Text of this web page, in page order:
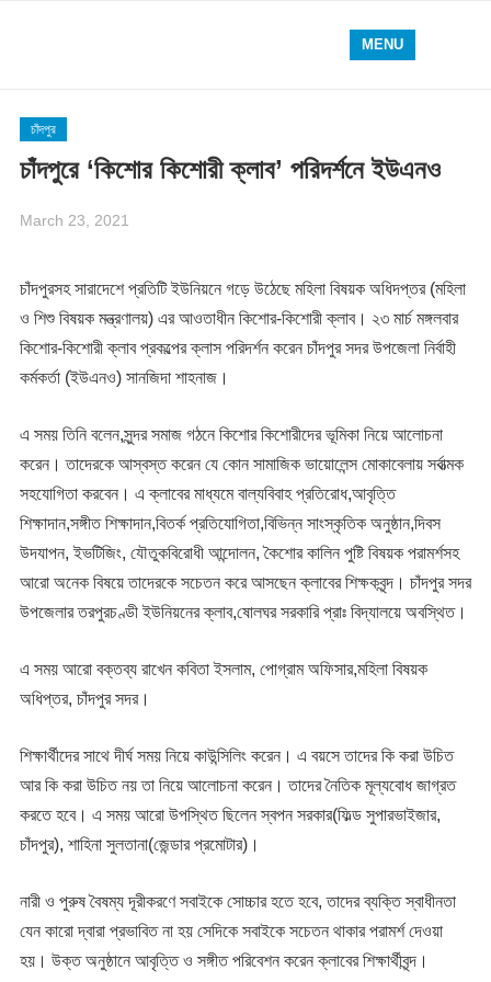
MENU
চাঁদপুর
চাঁদপুরে ‘কিশোর কিশোরী ক্লাব’ পরিদর্শনে ইউএনও
March 23, 2021
চাঁদপুরসহ সারাদেশে প্রতিটি ইউনিয়নে গড়ে উঠেছে মহিলা বিষয়ক অধিদপ্তর (মহিলা
ও শিশু বিষয়ক মন্ত্রণালয়) এর আওতাধীন কিশোর-কিশোরী ক্লাব। ২৩ মার্চ মঙ্গলবার
কিশোর-কিশোরী ক্লাব প্রকল্পের ক্লাস পরিদর্শন করেন চাঁদপুর সদর উপজেলা নির্বাহী
কর্মকর্তা (ইউএনও) সানজিদা শাহনাজ।
এ সময় তিনি বলেন,সুন্দর সমাজ গঠনে কিশোর কিশোরীদের ভূমিকা নিয়ে আলোচনা
করেন। তাদেরকে আস্বস্ত করেন যে কোন সামাজিক ভায়োলেন্স মোকাবেলায় সর্বাত্মক
সহযোগিতা করবেন। এ ক্লাবের মাধ্যমে বাল্যবিবাহ প্রতিরোধ,আবৃত্তি
শিক্ষাদান,সঙ্গীত শিক্ষাদান,বিতর্ক প্রতিযোগিতা,বিভিন্ন সাংস্কৃতিক অনুষ্ঠান,দিবস
উদযাপন, ইভটিজিং, যৌতুকবিরোধী আন্দোলন, কৈশোর কালিন পুষ্টি বিষয়ক পরামর্শসহ
আরো অনেক বিষয়ে তাদেরকে সচেতন করে আসছেন ক্লাবের শিক্ষকবৃন্দ। চাঁদপুর সদর
উপজেলার তরপুরচণ্ডী ইউনিয়নের ক্লাব,ষোলঘর সরকারি প্রাঃ বিদ্যালয়ে অবস্থিত।
এ সময় আরো বক্তব্য রাখেন কবিতা ইসলাম, পোগ্রাম অফিসার,মহিলা বিষয়ক
অধিপ্তর, চাঁদপুর সদর।
শিক্ষার্থীদের সাথে দীর্ঘ সময় নিয়ে কাউন্সিলিং করেন। এ বয়সে তাদের কি করা উচিত
আর কি করা উচিত নয় তা নিয়ে আলোচনা করেন। তাদের নৈতিক মূল্যবোধ জাগ্রত
করতে হবে। এ সময় আরো উপস্থিত ছিলেন স্বপন সরকার(ফিল্ড সুপারভাইজার,
চাঁদপুর), শাহিনা সুলতানা(জেন্ডার প্রমোটার)।
নারী ও পুরুষ বৈষম্য দূরীকরণে সবাইকে সোচ্চার হতে হবে, তাদের ব্যক্তি স্বাধীনতা
যেন কারো দ্বারা প্রভাবিত না হয় সেদিকে সবাইকে সচেতন থাকার পরামর্শ দেওয়া
হয়। উক্ত অনুষ্ঠানে আবৃত্তি ও সঙ্গীত পরিবেশন করেন ক্লাবের শিক্ষার্থীবৃন্দ।